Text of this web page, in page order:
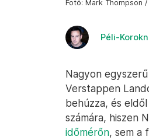
Fotó: Mark Thompson
Péli-
Nagyon
Verstappen
behúzza, és
számára, hiszen
időmérőn, sem a